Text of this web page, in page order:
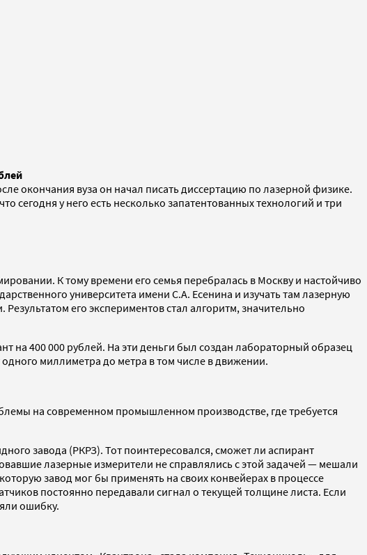
окончания вуза он начал писать диссертацию по лазерной физике.
у него есть несколько запатентованных технологий и три
К тому времени его семья перебралась в Москву и настойчиво
университета имени С.А. Есенина и изучать там лазерную
его экспериментов стал алгоритм, значительно
на 400 000 рублей. На эти деньги был создан лабораторный образец
миллиметра до метра в том числе в движении.
на современном промышленном производстве, где требуется
завода (РКРЗ). Тот поинтересовался, сможет ли аспирант
лазерные измерители не справлялись с этой задачей — мешали
завод мог бы применять на своих конвейерах в процессе
постоянно передавали сигнал о текущей толщине листа. Если
ошибку.